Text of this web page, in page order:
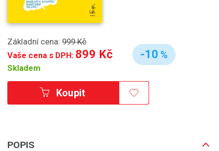
Základní cena: 999 Kč
Vaše cena s DPH: 899 Kč
Skladem
-10 %
Koupit
POPIS